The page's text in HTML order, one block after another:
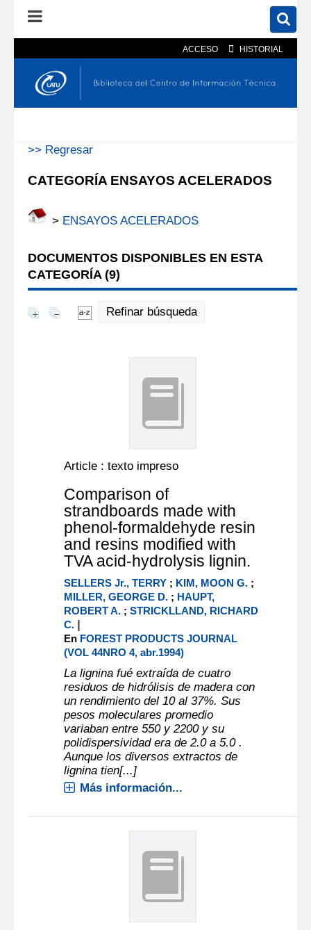
ACCESO HISTORIAL
En el catálogo En el sitio
>> Regresar
CATEGORÍA ENSAYOS ACELERADOS
> ENSAYOS ACELERADOS
DOCUMENTOS DISPONIBLES EN ESTA
CATEGORÍA (9)
Refinar búsqueda
Article : texto impreso
Comparison of
strandboards made with
phenol-formaldehyde resin
and resins modified with
TVA acid-hydrolysis lignin.
SELLERS Jr., TERRY ; KIM, MOON G. ;
MILLER, GEORGE D. ; HAUPT,
ROBERT A. ;STRICKLLAND, RICHARD
C. |
En FOREST PRODUCTS JOURNAL
(VOL 44NRO 4, abr.1994)
La lignina fué extraída de cuatro
residuos de hidrólisis de madera con
un rendimiento del 10 al 37%. Sus
pesos moleculares promedio
variaban entre 550 y 2200 y su
polidispersividad era de 2.0 a 5.0 .
Aunque los diversos extractos de
lignina tien[...]
Más información...